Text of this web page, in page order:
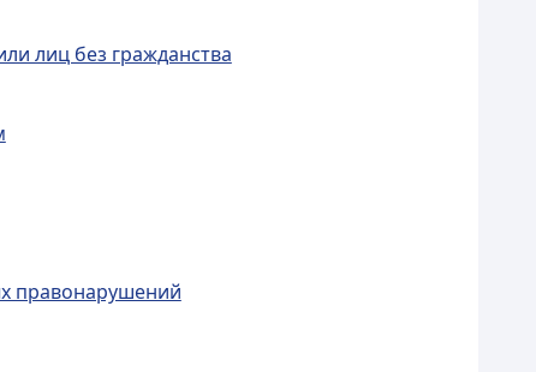
лиц без гражданства
правонарушений